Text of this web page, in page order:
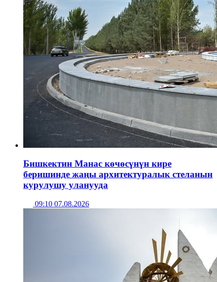
Бишкектин Манас көчөсүнүн кире
беришинде жаңы архитектуралык стеланын
курулушу уланууда
09:10 07.08.2026